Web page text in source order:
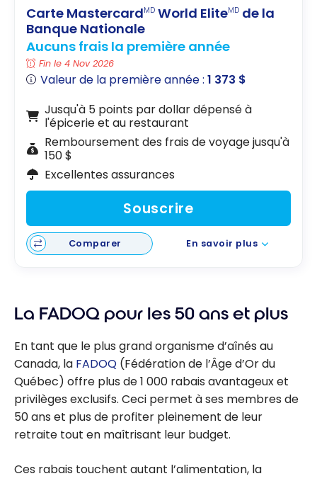
fête
Carte MastercardMD World EliteMD de la
Banque Nationale
Aucuns frais la première année
Fin le 4 Nov 2026
Valeur de la première année :1 373 $
Jusqu'à 5 points par dollar dépensé à
l'épicerie et au restaurant
Remboursement des frais de voyage jusqu'à
150 $
Excellentes assurances
Souscrire
Comparer En savoir plus
La FADOQ pour les 50 ans et plus
En tant que le plus grand organisme d’aînés au
Canada, la FADOQ (Fédération de l’Âge d’Or du
Québec) offre plus de 1 000 rabais avantageux et
privilèges exclusifs. Ceci permet à ses membres de
50 ans et plus de profiter pleinement de leur
retraite tout en maîtrisant leur budget.
Ces rabais touchent autant l’alimentation, la